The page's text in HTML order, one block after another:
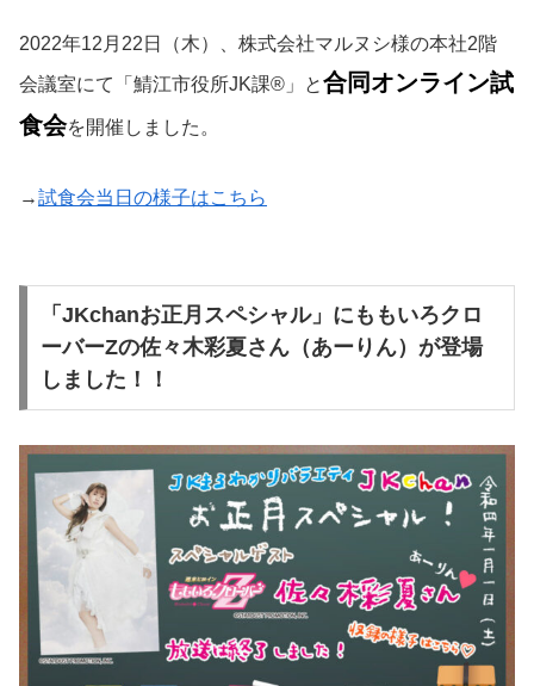
2022年12月22日（木）、株式会社マルヌシ様の本社2階
会議室にて「鯖江市役所JK課®」と合同オンライン試
食会を開催しました。
→試食会当日の様子はこちら
「JKchanお正月スペシャル」にももいろクロ
ーバーZの佐々木彩夏さん（あーりん）が登場
しました！！